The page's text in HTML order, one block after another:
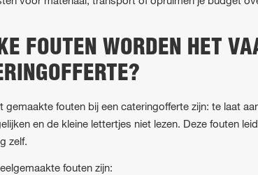
FOUTEN WORDEN HET
gemaakte fouten bij een cateringofferte zijn: te laat
en de kleine lettertjes niet lezen. Deze fouten
zelf.
fouten zijn: